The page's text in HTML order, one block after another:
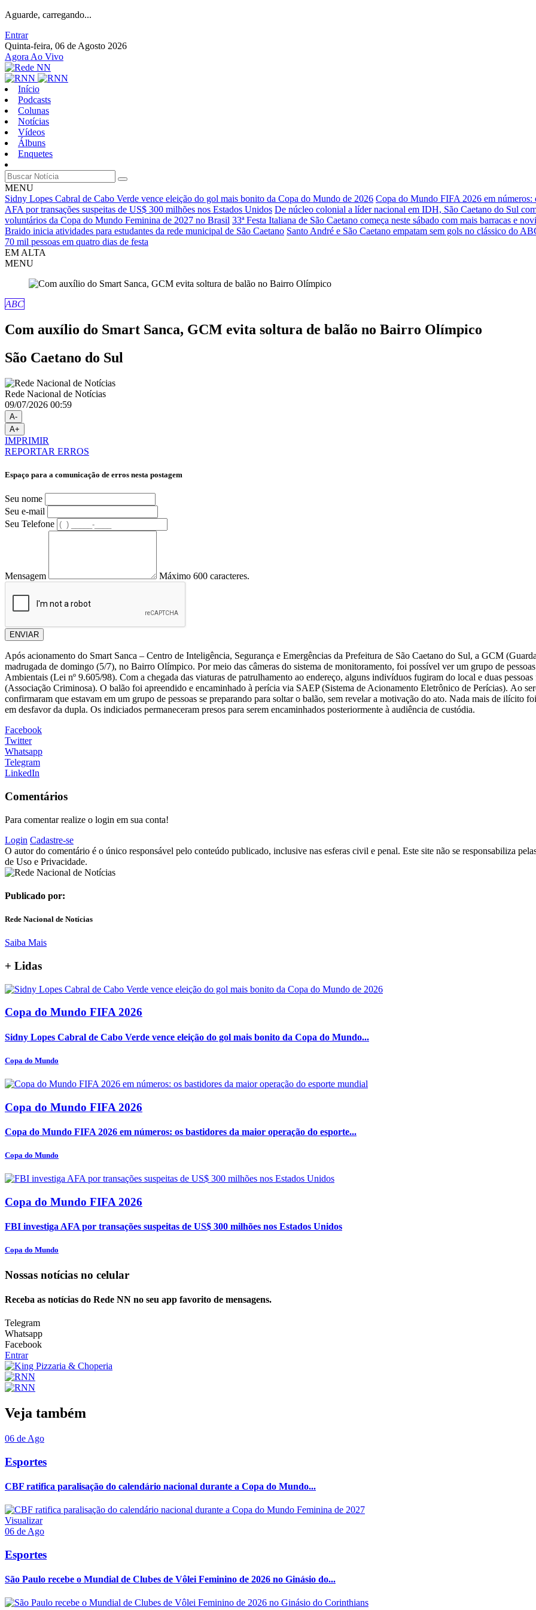
Aguarde, carregando...
Entrar
Quinta-feira, 06 de Agosto 2026
Agora Ao Vivo
Início
Podcasts
Colunas
Notícias
Vídeos
Álbuns
Enquetes
MENU
Sidny Lopes Cabral de Cabo Verde vence eleição do gol mais bonito da Copa do Mundo de 2026 Copa do Mundo FIFA 2026 em números:
AFA por transações suspeitas de US$ 300 milhões nos Estados Unidos De núcleo colonial a líder nacional em IDH, São Caetano do Sul
voluntários da Copa do Mundo Feminina de 2027 no Brasil 33ª Festa Italiana de São Caetano começa neste sábado com mais barracas e
Braido inicia atividades para estudantes da rede municipal de São Caetano Santo André e São Caetano empatam sem gols no clássico do
70 mil pessoas em quatro dias de festa
EM ALTA
MENU
ABC
Com auxílio do Smart Sanca, GCM evita soltura de balão no Bairro Olímpico
São Caetano do Sul
Rede Nacional de Notícias
09/07/2026 00:59
A-
A+
IMPRIMIR
REPORTAR ERROS
Espaço para a comunicação de erros nesta postagem
Seu nome
Seu e-mail
Seu Telefone
Mensagem Máximo 600 caracteres.
ENVIAR
Após acionamento do Smart Sanca – Centro de Inteligência, Segurança e Emergências da Prefeitura de São Caetano do Sul, a GCM
madrugada de domingo (5/7), no Bairro Olímpico. Por meio das câmeras do sistema de monitoramento, foi possível ver um grupo de
Ambientais (Lei nº 9.605/98). Com a chegada das viaturas de patrulhamento ao endereço, alguns indivíduos fugiram do local e duas
(Associação Criminosa). O balão foi apreendido e encaminhado à perícia via SAEP (Sistema de Acionamento Eletrônico de Perícias). Ao
confirmaram que estavam em um grupo de pessoas se preparando para soltar o balão, sem revelar a motivação do ato. Nada mais de ilícito
em desfavor da dupla. Os indiciados permaneceram presos para serem encaminhados posteriormente à audiência de custódia.
Facebook
Twitter
Whatsapp
Telegram
LinkedIn
Comentários
Para comentar realize o login em sua conta!
Login Cadastre-se
O autor do comentário é o único responsável pelo conteúdo publicado, inclusive nas esferas civil e penal. Este site não se responsabiliza
de Uso e Privacidade.
Publicado por:
Rede Nacional de Notícias
Saiba Mais
+ Lidas
Copa do Mundo FIFA 2026
Sidny Lopes Cabral de Cabo Verde vence eleição do gol mais bonito da Copa do Mundo...
Copa do Mundo
Copa do Mundo FIFA 2026
Copa do Mundo FIFA 2026 em números: os bastidores da maior operação do esporte...
Copa do Mundo
Copa do Mundo FIFA 2026
FBI investiga AFA por transações suspeitas de US$ 300 milhões nos Estados Unidos
Copa do Mundo
Nossas notícias no celular
Receba as notícias do Rede NN no seu app favorito de mensagens.
Telegram
Whatsapp
Facebook
Entrar
Veja também
06 de Ago
Esportes
CBF ratifica paralisação do calendário nacional durante a Copa do Mundo...
Visualizar
06 de Ago
Esportes
São Paulo recebe o Mundial de Clubes de Vôlei Feminino de 2026 no Ginásio do...